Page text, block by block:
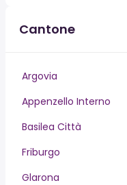
Cantone
Argovia
Appenzello Interno
Basilea Città
Friburgo
Glarona